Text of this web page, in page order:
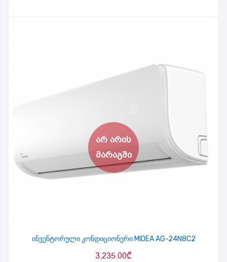
ინვენტორული კონდიციონერი MIDEA AG-24N8C2
3,235.00₾